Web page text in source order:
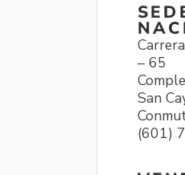
– 65
San
(601)